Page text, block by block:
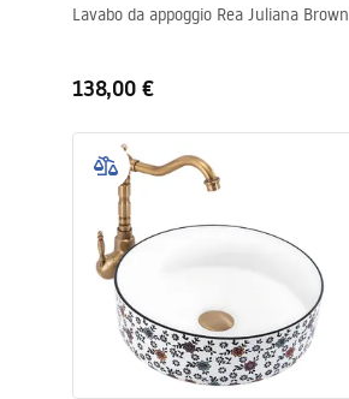
Accessori e mobili da bagno
Lavabo da appoggio Rea Juliana Brown
138,00 €